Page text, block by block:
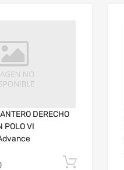
DERECHO
POLO VI